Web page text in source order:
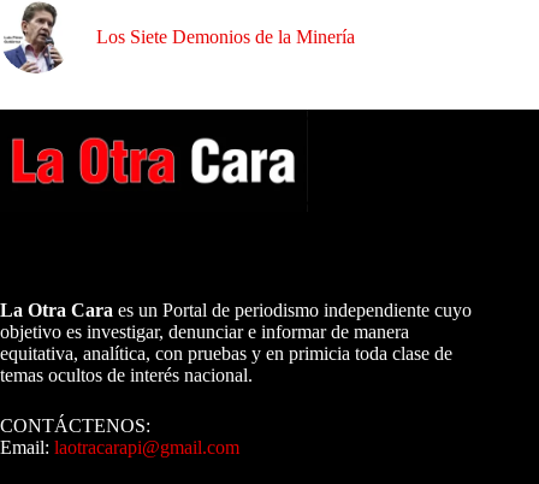
Los Siete Demonios de la Minería
La Otra Cara es un Portal de periodismo independiente cuyo
objetivo es investigar, denunciar e informar de manera
equitativa, analítica, con pruebas y en primicia toda clase de
temas ocultos de interés nacional.
CONTÁCTENOS:
Email: laotracarapi@gmail.com